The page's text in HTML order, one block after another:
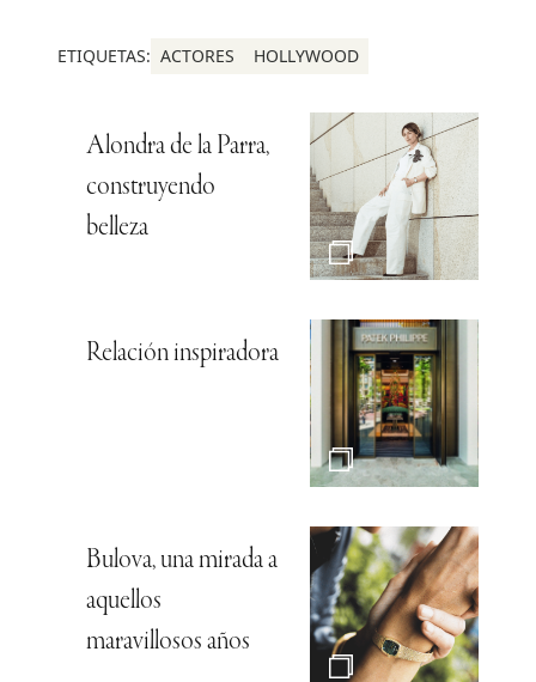
ETIQUETAS: ACTORES HOLLYWOOD
Alondra de la Parra,
construyendo
belleza
Relación inspiradora
Bulova, una mirada a
aquellos
maravillosos años